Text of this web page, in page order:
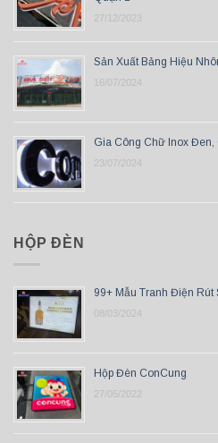
27/12/2023
Sản Xuất Bảng Hiệu
16/07/2024
Gia Công Chữ Inox
23/07/2024
HỘP ĐÈN
99+ Mẫu Tranh Điện Rút
08/03/2024
Hộp Đèn ConCung
27/05/2022